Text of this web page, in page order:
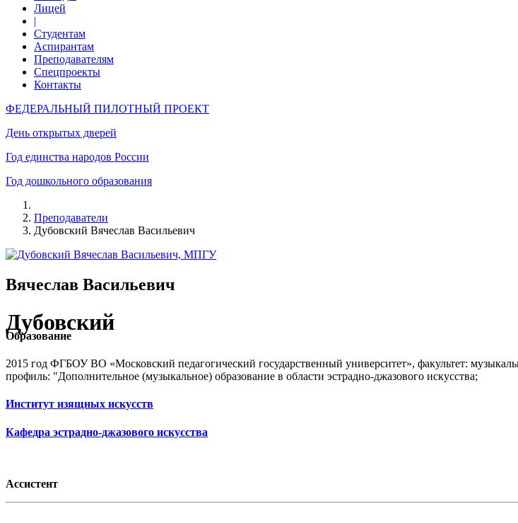
Лицей
|
Студентам
Аспирантам
Преподавателям
Спецпроекты
Контакты
ФЕДЕРАЛЬНЫЙ ПИЛОТНЫЙ ПРОЕКТ
День открытых дверей
Год единства народов России
Год дошкольного образования
Преподаватели
Дубовский Вячеслав Васильевич
Вячеслав Васильевич
Дубовский
Образование
2015 год ФГБОУ ВО «Московский педагогический государственный университет», факультет:
профиль: "Дополнительное (музыкальное) образование в области эстрадно-джазового искусства;
Институт изящных искусств
Кафедра эстрадно-джазового искусства
Ассистент